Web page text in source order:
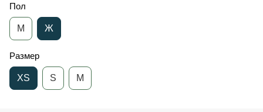
Пол
М Ж
Размер
XS S M